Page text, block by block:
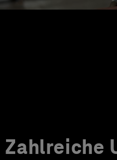
Zahlreiche